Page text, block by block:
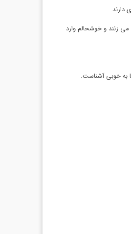
دارند.
زنند و خوشحالم وارد
به خوبی آشناست.